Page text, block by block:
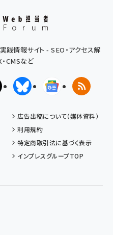
践情報サイト - SEO・アクセス解
・CMSなど
X(エックス)BlueskyGoogleニュ
RSS
広告出稿について（媒体資料）
利用規約
特定商取引法に基づく表示
インプレスグループTOP